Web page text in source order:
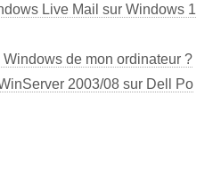
Live Mail sur Windows 1
de mon ordinateur ?
2003/08 sur Dell Po